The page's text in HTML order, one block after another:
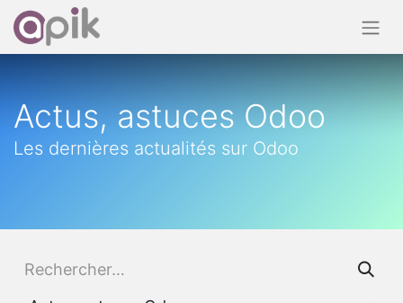
Actus, astuces Odoo
Les dernières actualités sur Odoo